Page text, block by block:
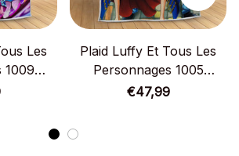
Les
1009
Plaid
Plaid Luffy Et Tous Les
Personnages 1005
Couverture Polaire Plaid
€47,99